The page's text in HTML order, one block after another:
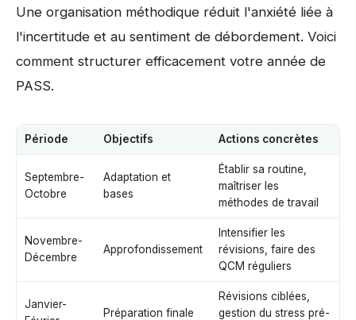
Une organisation méthodique réduit l'anxiété liée à
l'incertitude et au sentiment de débordement. Voici
comment structurer efficacement votre année de
PASS.
Période Objectifs Actions concrètes
Septembre-
Octobre
Adaptation et
bases
Établir sa routine,
maîtriser les
méthodes de travail
Novembre-
Décembre
Approfondissement
Intensifier les
révisions, faire des
QCM réguliers
Janvier-
Préparation finale
Révisions ciblées,
gestion du stress pré-